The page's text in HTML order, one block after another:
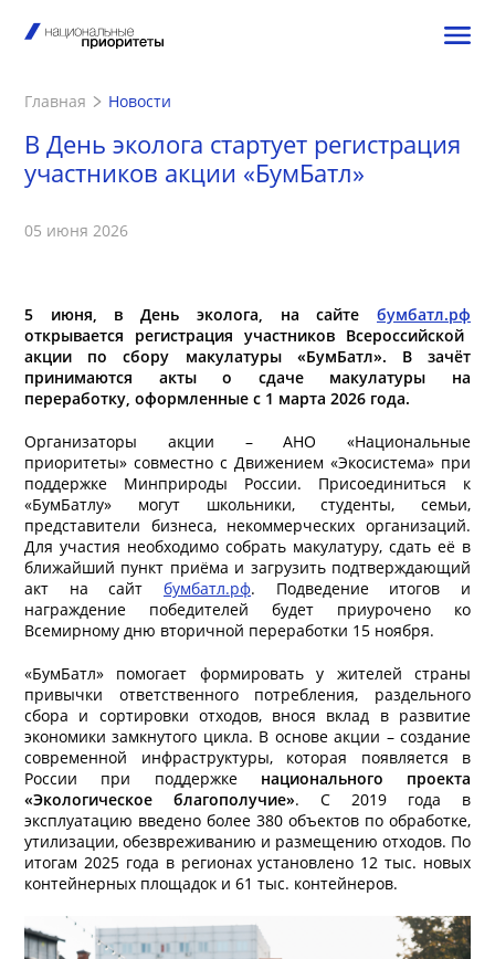
Главная Новости
В День эколога стартует регистрация
участников акции «БумБатл»
05 июня 2026
5 июня, в День эколога, на сайте бумбатл.рф
открывается регистрация участников Всероссийской
акции по сбору макулатуры «БумБатл». В зачёт
принимаются акты о сдаче макулатуры на
переработку, оформленные с 1 марта 2026 года.
Организаторы акции – АНО «Национальные
приоритеты» совместно с Движением «Экосистема» при
поддержке Минприроды России. Присоединиться к
«БумБатлу» могут школьники, студенты, семьи,
представители бизнеса, некоммерческих организаций.
Для участия необходимо собрать макулатуру, сдать её в
ближайший пункт приёма и загрузить подтверждающий
акт на сайт бумбатл.рф. Подведение итогов и
награждение победителей будет приурочено ко
Всемирному дню вторичной переработки 15 ноября.
«БумБатл» помогает формировать у жителей страны
привычки ответственного потребления, раздельного
сбора и сортировки отходов, внося вклад в развитие
экономики замкнутого цикла. В основе акции –создание
современной инфраструктуры, которая появляется в
России при поддержке национального проекта
«Экологическое благополучие». С 2019 года в
эксплуатацию введено более 380 объектов по обработке,
утилизации, обезвреживанию и размещению отходов. По
итогам 2025 года в регионах установлено 12 тыс. новых
контейнерных площадок и 61 тыс. контейнеров.